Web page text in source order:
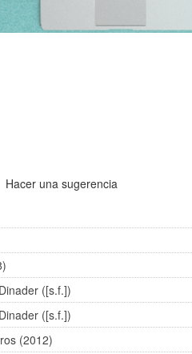
Hacer una sugerencia
([s.f.])
([s.f.])
(2012)